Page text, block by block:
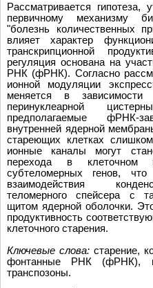
Рассматривается
первичному механизму
"болезнь количественных
влияет характер
транскрипционной
регуляция основана на
РНК (фРНК). Согласно
ионной модуляции
меняется в
перинуклеарной
предполагаемые фРНК-
внутренней ядерной
стареющих клетках
ионные каналы могут
перехода в клеточном
субтеломерных генов, что
взаимодействия
теломерного спейсера с
щитом ядерной оболочки.
продуктивность
клеточного старения.
Ключевые слова: старение,
фонтанные РНК (фРНК),
транспозоны.